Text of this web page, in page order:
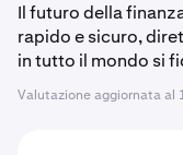
Il futuro della
rapido e sicuro,
in tutto il mondo si
Valutazione aggiornata al